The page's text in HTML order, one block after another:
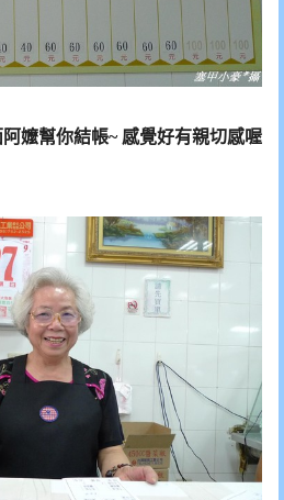
嬤幫你結帳~ 感覺好有親切感喔